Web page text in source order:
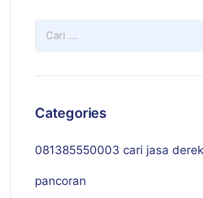
Categories
081385550003 cari jasa
pancoran